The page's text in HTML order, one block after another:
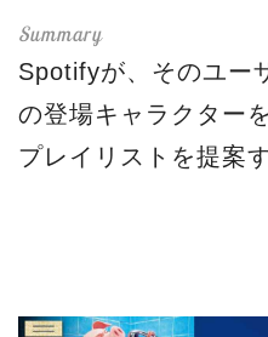
Spotifyが、そのユー
の登場キャラクター
プレイリストを提案